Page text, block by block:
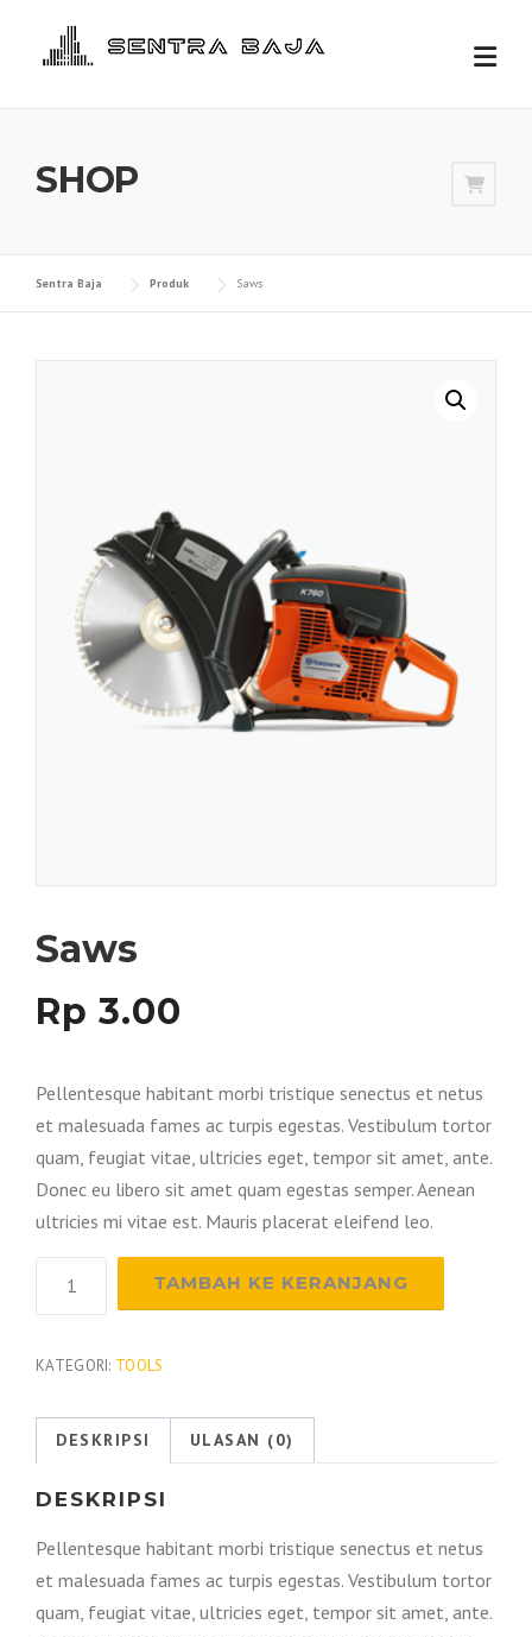
SHOP
Sentra Baja Produk Saws
Saws
Rp 3.00
Pellentesque habitant morbi tristique senectus et netus
et malesuada fames ac turpis egestas. Vestibulum tortor
quam, feugiat vitae, ultricies eget, tempor sit amet, ante.
Donec eu libero sit amet quam egestas semper. Aenean
ultricies mi vitae est. Mauris placerat eleifend leo.
TAMBAH KE KERANJANG
KATEGORI: TOOLS
DESKRIPSI ULASAN (0)
DESKRIPSI
Pellentesque habitant morbi tristique senectus et netus
et malesuada fames ac turpis egestas. Vestibulum tortor
quam, feugiat vitae, ultricies eget, tempor sit amet, ante.